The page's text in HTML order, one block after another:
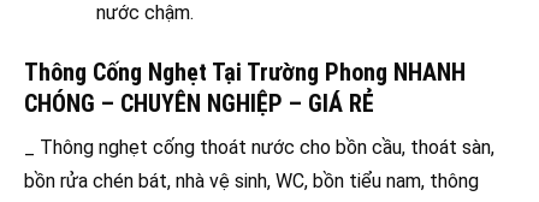
nước chậm.
Thông Cống Nghẹt Tại Trường Phong NHANH
CHÓNG – CHUYÊN NGHIỆP – GIÁ RẺ
_ Thông nghẹt cống thoát nước cho bồn cầu, thoát sàn,
bồn rửa chén bát, nhà vệ sinh, WC, bồn tiểu nam, thông